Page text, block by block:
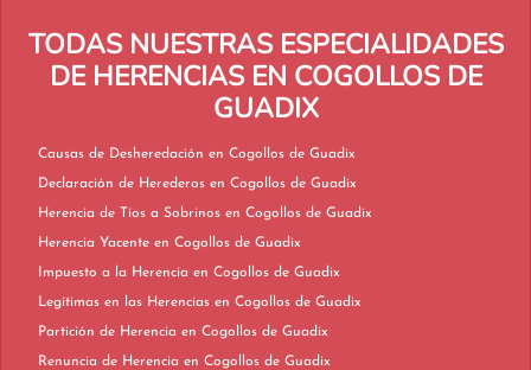
TODAS NUESTRAS ESPECIALIDADES
DE HERENCIAS EN COGOLLOS DE
GUADIX
Causas de Desheredación en Cogollos de Guadix
Declaración de Herederos en Cogollos de Guadix
Herencia de Tíos a Sobrinos en Cogollos de Guadix
Herencia Yacente en Cogollos de Guadix
Impuesto a la Herencia en Cogollos de Guadix
Legítimas en las Herencias en Cogollos de Guadix
Partición de Herencia en Cogollos de Guadix
Renuncia de Herencia en Cogollos de Guadix